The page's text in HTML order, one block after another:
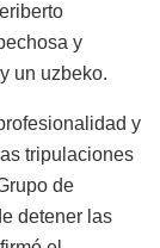
y
un uzbeko.
y
tripulaciones
de
detener las